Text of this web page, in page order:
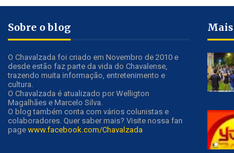
Sobre o blog
O Chavalzada foi criado em Novembro de 2010 e
desde estão faz parte da vida do Chavalense,
trazendo muita informação, entretenimento e
cultura.
O Chavalzada é atualizado por Welligton
Magalhães e Marcelo Silva.
O blog também conta com vários colunistas e
colaboradores. Quer saber mais? Visite nossa fan
page www.facebook.com/Chavalzada